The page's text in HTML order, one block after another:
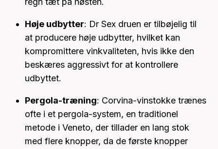
Høje udbytter: Dr Sex druen er tilbøjelig til
at producere høje udbytter, hvilket kan
kompromittere vinkvaliteten, hvis ikke den
beskæres aggressivt for at kontrollere
udbyttet.
Pergola-træning: Corvina-vinstokke trænes
ofte i et pergola-system, en traditionel
metode i Veneto, der tillader en lang stok
med flere knopper, da de første knopper